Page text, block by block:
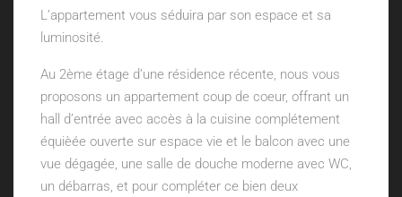
L’appartement vous séduira par son espace et sa
luminosité.
Au 2ème étage d’une résidence récente, nous vous
proposons un appartement coup de coeur, offrant un
hall d’entrée avec accès à la cuisine complétement
équièée ouverte sur espace vie et le balcon avec une
vue dégagée, une salle de douche moderne avec WC,
un débarras, et pour compléter ce bien deux